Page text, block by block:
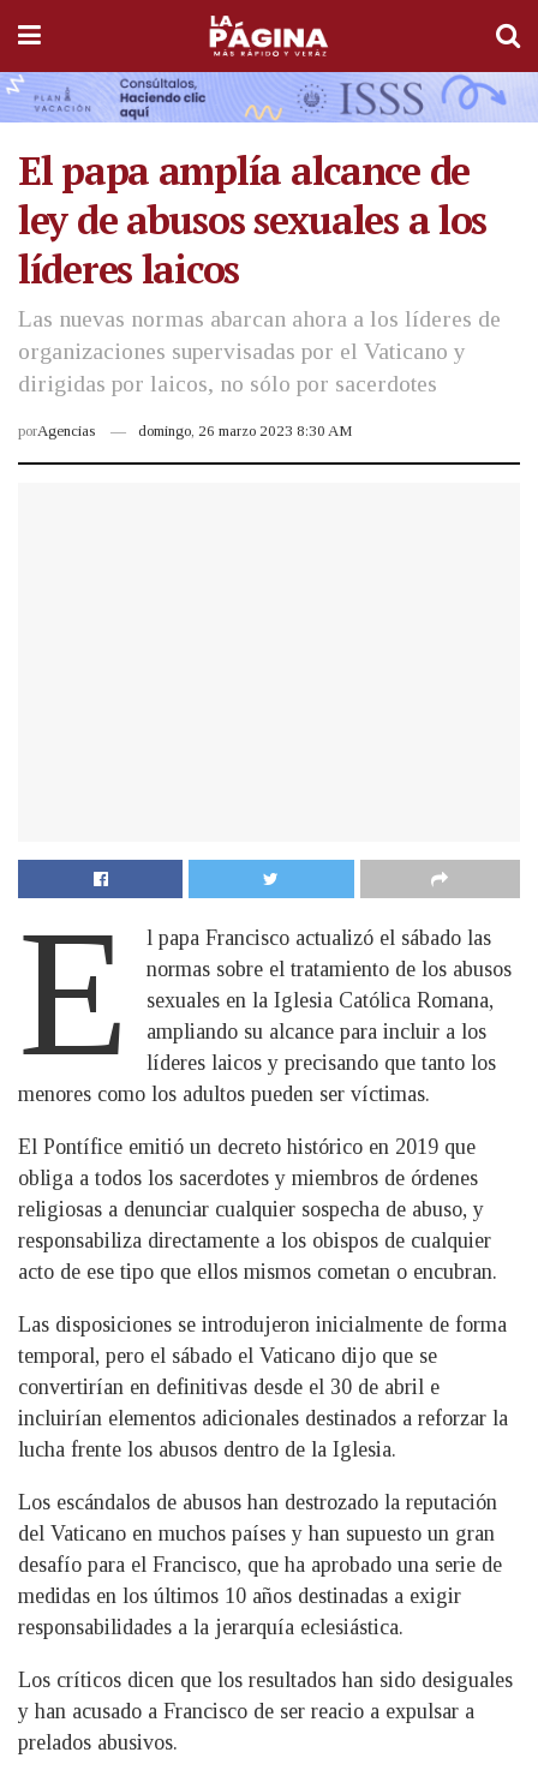
El papa amplía alcance de
ley de abusos sexuales a los
líderes laicos
Las nuevas normas abarcan ahora a los líderes de
organizaciones supervisadas por el Vaticano y
dirigidas por laicos, no sólo por sacerdotes
porAgencias domingo, 26 marzo 2023 8:30 AM
E
l papa Francisco actualizó el sábado las
normas sobre el tratamiento de los abusos
sexuales en la Iglesia Católica Romana,
ampliando su alcance para incluir a los
líderes laicos y precisando que tanto los
menores como los adultos pueden ser víctimas.
El Pontífice emitió un decreto histórico en 2019 que
obliga a todos los sacerdotes y miembros de órdenes
religiosas a denunciar cualquier sospecha de abuso, y
responsabiliza directamente a los obispos de cualquier
acto de ese tipo que ellos mismos cometan o encubran.
Las disposiciones se introdujeron inicialmente de forma
temporal, pero el sábado el Vaticano dijo que se
convertirían en definitivas desde el 30 de abril e
incluirían elementos adicionales destinados a reforzar la
lucha frente los abusos dentro de la Iglesia.
Los escándalos de abusos han destrozado la reputación
del Vaticano en muchos países y han supuesto un gran
desafío para el Francisco, que ha aprobado una serie de
medidas en los últimos 10 años destinadas a exigir
responsabilidades a la jerarquía eclesiástica.
Los críticos dicen que los resultados han sido desiguales
y han acusado a Francisco de ser reacio a expulsar a
prelados abusivos.